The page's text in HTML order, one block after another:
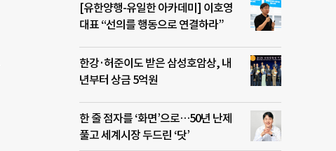
[유한양행-유일한 아카데미] 이호영
대표 “선의를 행동으로 연결하라”
한강·허준이도 받은 삼성호암상, 내
년부터 상금 5억원
한 줄 점자를 ‘화면’으로…50년 난제
풀고 세계시장 두드린 ‘닷’